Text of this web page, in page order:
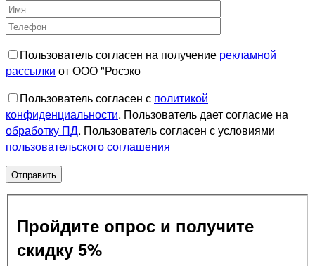
Пользователь согласен на получение рекламной
рассылки от ООО "Росэко
Пользователь согласен с политикой
конфиденциальности. Пользователь дает согласие на
обработку ПД. Пользователь согласен с условиями
пользовательского соглашения
Пройдите опрос и получите
скидку 5%